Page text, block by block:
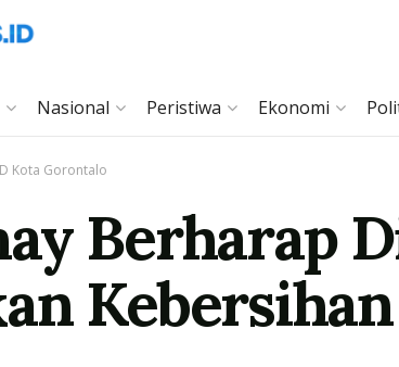
Nasional Peristiwa Ekonomi
Kota Gorontalo
Berharap